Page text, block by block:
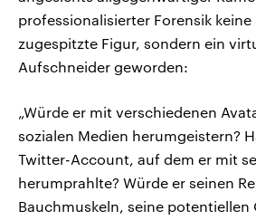
professionalisierter Forensik
zugespitzte Figur, sondern ein
Aufschneider geworden:
„Würde er mit verschiedenen
sozialen Medien herumgeistern?
Twitter-Account, auf dem er mit
herumprahlte? Würde er seinen
Bauchmuskeln, seine potentiellen